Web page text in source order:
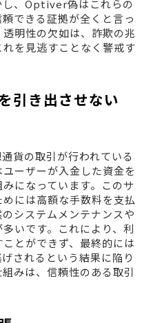
し、Optiver偽はこれらの
できる証拠が全くと言っ
明性の欠如は、詐欺の兆
を見逃すことなく警戒す
引き出させない
貨の取引が行われている
ーザーが入金した資金を
になっています。このサ
には高額な手数料を支払
システムメンテナンスや
いです。これにより、利
とができず、最終的には
されるという結果に陥り
みは、信頼性のある取引